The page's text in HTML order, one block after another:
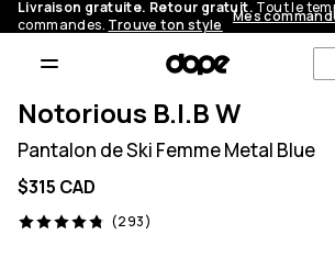
Livraison gratuite. Retour gratuit. Tout le
commandes. Trouve ton style Mes
Notorious B.I.B W
Pantalon de Ski Femme Metal Blue
$315 CAD
(293)
293 avis, 4.8/5